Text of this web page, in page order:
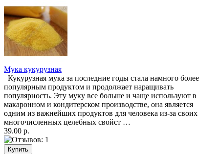
Мука кукурузная
Кукурузная мука за последние годы стала намного более
популярным продуктом и продолжает наращивать
популярность. Эту муку все больше и чаще используют в
макаронном и кондитерском производстве, она является
одним из важнейших продуктов для человека из-за своих
многочисленных целебных свойст …
39.00 р.